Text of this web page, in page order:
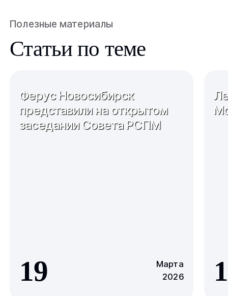
Полезные материалы
Статьи по теме
Ферус Новосибирск
представили на открытом
заседании Совета РСПМ
19
Марта
2026